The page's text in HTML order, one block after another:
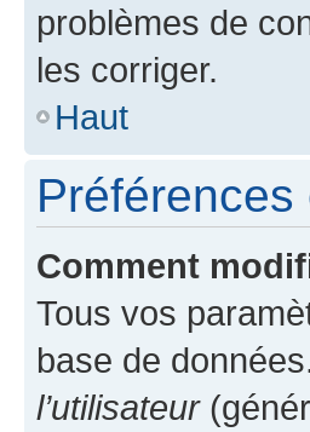
problèmes de
les corriger.
Haut
Préférences
Comment
Tous vos
base de
l’utilisateur